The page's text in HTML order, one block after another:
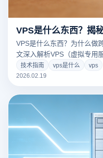
VPS是什么东西？为什么做
文深入解析VPS（虚拟专用
揭示其昂贵成本与关联风险
如何以1/10的成本，利用内
技术指南 vps是什么
vps
2026.02.19